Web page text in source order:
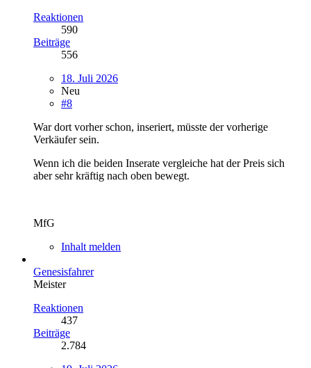
Reaktionen
590
Beiträge
556
18. Juli 2026
Neu
#8
War dort vorher schon, inseriert, müsste der vorherige
Verkäufer sein.
Wenn ich die beiden Inserate vergleiche hat der Preis sich
aber sehr kräftig nach oben bewegt.
MfG
Inhalt melden
Genesisfahrer
Meister
Reaktionen
437
Beiträge
2.784